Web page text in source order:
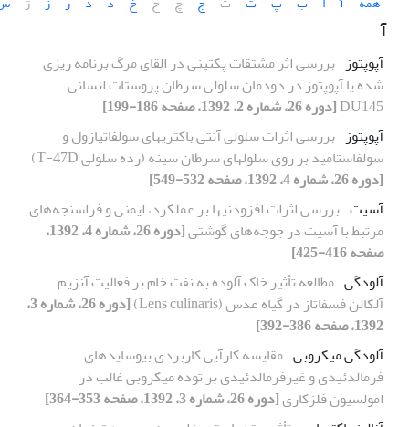
آ
آپوپتوز بررسی اثر مشتقات پکتینی در القای مرگ برنامه ریزی
شده یا آپوپتوز در دودمان سلولی سرطان پروستات انسانی
DU145[دوره 26، شماره 2، 1392، صفحه 186-199]
آپوپتوز بررسی اثرات سلولی آنتی باکتریهای سولفاتیازول و
سولفاستامید بر روی سلولهای سرطان سینه (رده‏ سلولی T-47D)
[دوره 26، شماره 4، 1392، صفحه 532-549]
آسیت بررسی اثرات افزودنیها بر عملکرد، ایمنی و فراسنجه‌های
مرتبط با آسیت در جوجه‌های گوشتی
[دوره 26، شماره 4، 1392،
صفحه 416-425]
آلودگی مطالعه تأثیر خاک آلوده به نفت خام بر فعالیت آنزیم
آلکالن فسفاتاز در گیاه عدس (Lens culinaris)
[دوره 26، شماره 3،
1392، صفحه 386-392]
آلودگی میکروبی مقایسه کارآیی کاربردی بیوسایدهای
فرمالدئیدی و غیرفرمالدئیدی بر توده میکروبی غالب در
امولسیون فلزکاری[دوره 26، شماره 3، 1392، صفحه 353-364]